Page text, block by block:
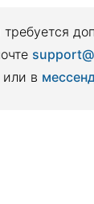
в